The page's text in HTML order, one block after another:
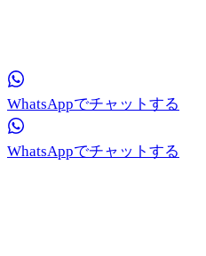
WhatsAppでチャットする
WhatsAppでチャットする